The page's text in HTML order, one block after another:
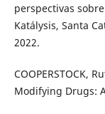
perspectivas
Katálysis, Santa
2022.
COOPERSTOCK,
Modifying Drugs: